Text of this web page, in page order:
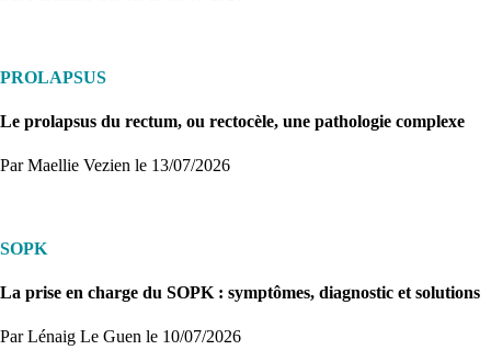
PROLAPSUS
Le prolapsus du rectum, ou rectocèle, une pathologie complexe
Par Maellie Vezien le 13/07/2026
SOPK
La prise en charge du SOPK : symptômes, diagnostic et solutions
Par Lénaig Le Guen le 10/07/2026